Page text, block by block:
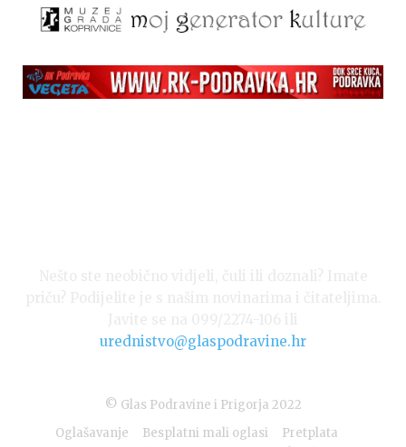
Izvor: Općina Đelekovec (Zdravko Vuljak)
urednistvo@glaspodravine.hr
© Glas Podravine i Prigorja 2022
Oglašavanje
Besplatni mali oglasi
Pretplata